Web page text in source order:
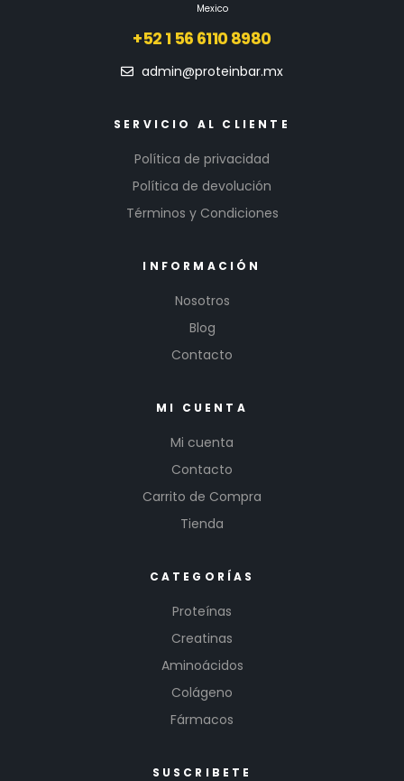
Mexico
+52 1 56 6110 8980
admin@proteinbar.mx
SERVICIO AL CLIENTE
Política de privacidad
Política de devolución
Términos y Condiciones
INFORMACIÓN
Nosotros
Blog
Contacto
MI CUENTA
Mi cuenta
Contacto
Carrito de Compra
Tienda
CATEGORÍAS
Proteínas
Creatinas
Aminoácidos
Colágeno
Fármacos
SUSCRIBETE